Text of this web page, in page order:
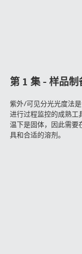
第 1 集 - 样品制
紫外/可见分光光度法
进行过程监控的成熟工
温下是固体，因此需要
具和合适的溶剂。